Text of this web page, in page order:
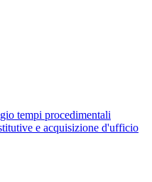
tempi procedimentali
e acquisizione d'ufficio